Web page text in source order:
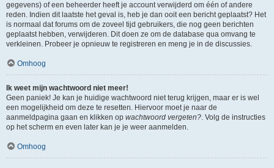
gegevens) of een beheerder heeft je account verwijderd om één of andere
reden. Indien dit laatste het geval is, heb je dan ooit een bericht geplaatst? Het
is normaal dat forums om de zoveel tijd gebruikers, die nog geen berichten
geplaatst hebben, verwijderen. Dit doen ze om de database qua omvang te
verkleinen. Probeer je opnieuw te registreren en meng je in de discussies.
Omhoog
Ik weet mijn wachtwoord niet meer!
Geen paniek! Je kan je huidige wachtwoord niet terug krijgen, maar er is wel
een mogelijkheid om deze te resetten. Hiervoor moet je naar de
aanmeldpagina gaan en klikken op wachtwoord vergeten?. Volg de instructies
op het scherm en even later kan je je weer aanmelden.
Omhoog